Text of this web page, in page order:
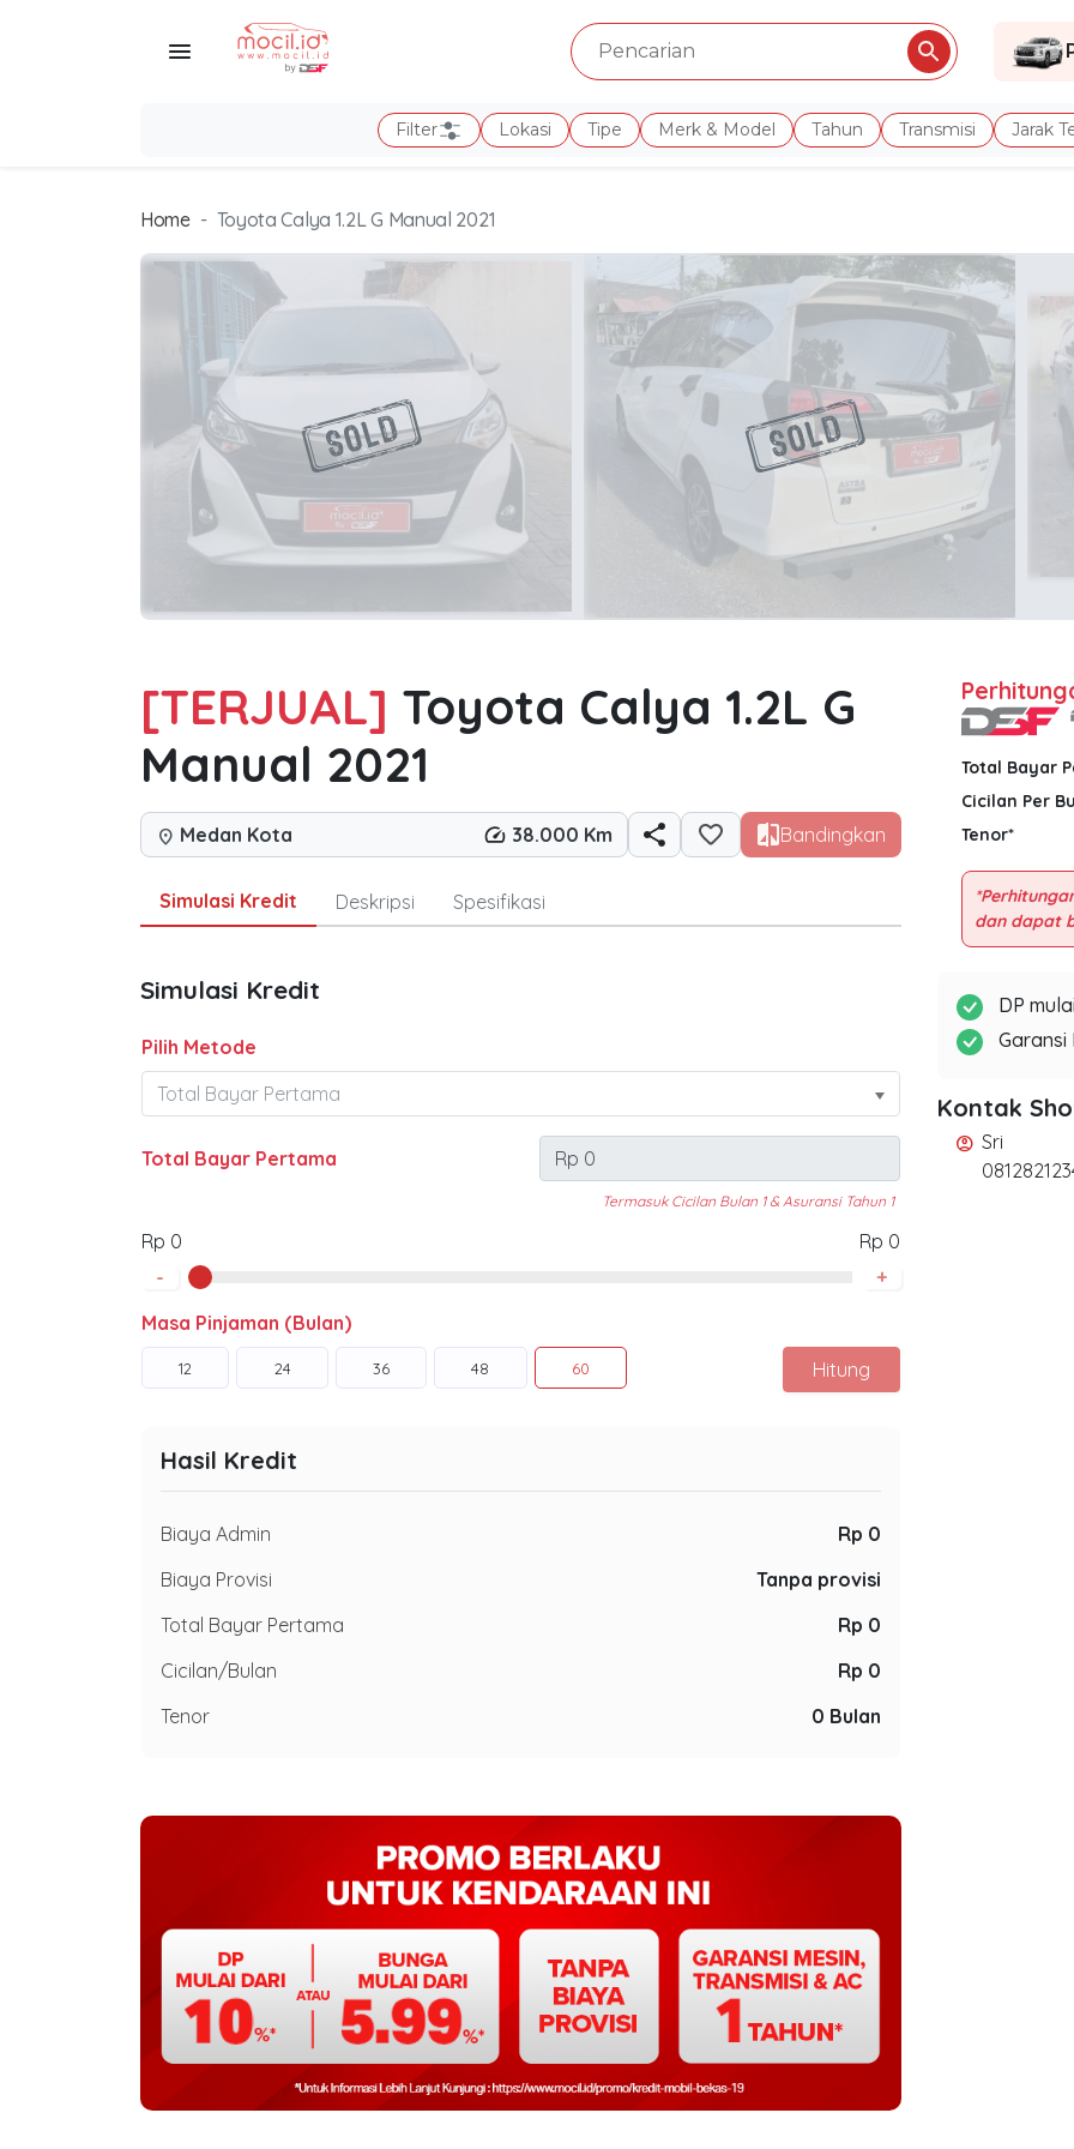
Filter Lokasi Tipe Merk & Model Tahun Transmisi Jarak
Home Toyota Calya 1.2L G Manual 2021
[TERJUAL] Toyota Calya 1.2L G
Manual 2021
location_on Medan Kota 38.000 Km Bandingkan
Simulasi Kredit Deskripsi Spesifikasi
Simulasi Kredit
Pilih Metode
Total Bayar Pertama
Termasuk Cicilan Bulan 1 & Asuransi Tahun 1
Rp 0
Rp 0
-
+
Masa Pinjaman (Bulan)
12 24 36 48 60 Hitung
Hasil Kredit
Biaya Admin
Rp 0
Biaya Provisi
Tanpa provisi
Total Bayar Pertama
Rp 0
Cicilan/Bulan
Rp 0
Tenor
0 Bulan
Total Bayar
Cicilan Per
Tenor*
DP
Garansi
Kontak
account_circle Sri